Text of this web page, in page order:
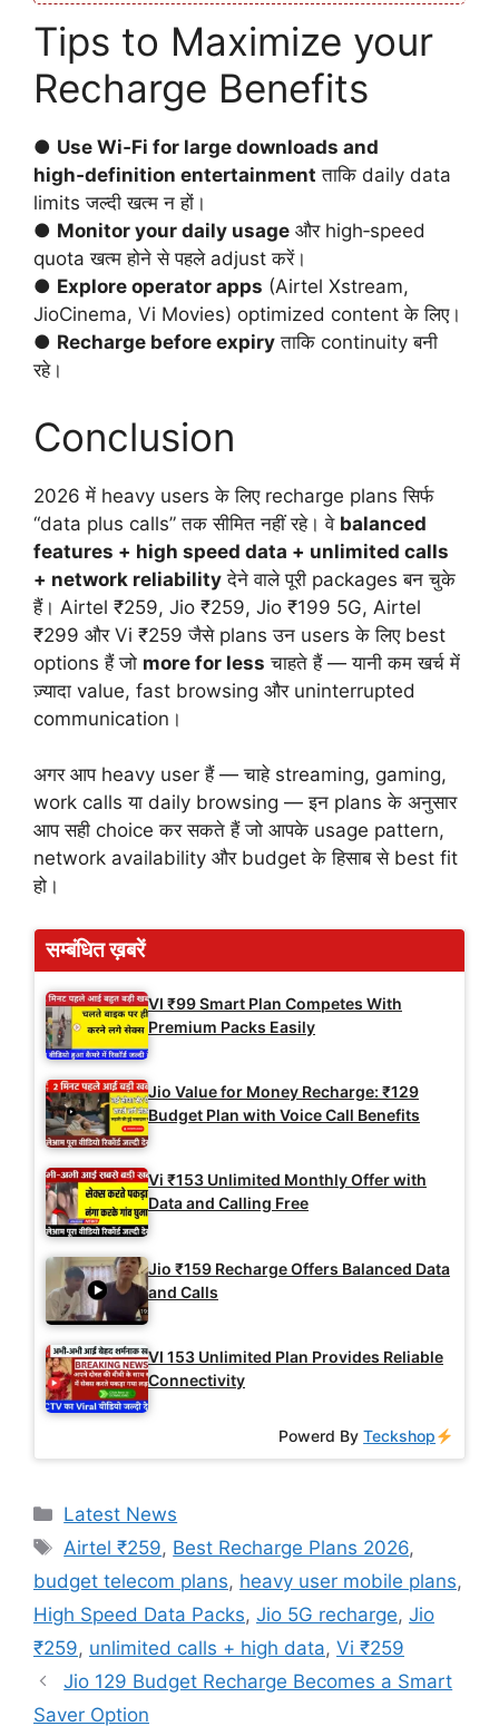
Tips to Maximize your
Recharge Benefits
● Use Wi‑Fi for large downloads and
high‑definition entertainment ताकि daily data
limits जल्दी खत्म न हों।
● Monitor your daily usage और high‑speed
quota खत्म होने से पहले adjust करें।
● Explore operator apps (Airtel Xstream,
JioCinema, Vi Movies) optimized content के लिए।
● Recharge before expiry ताकि continuity बनी
रहे।
Conclusion
2026 में heavy users के लिए recharge plans सिर्फ
“data plus calls” तक सीमित नहीं रहे। वे balanced
features + high speed data + unlimited calls
+ network reliability देने वाले पूरी packages बन चुके
हैं। Airtel ₹259, Jio ₹259, Jio ₹199 5G, Airtel
₹299 और Vi ₹259 जैसे plans उन users के लिए best
options हैं जो more for less चाहते हैं — यानी कम खर्च में
ज़्यादा value, fast browsing और uninterrupted
communication।
अगर आप heavy user हैं — चाहे streaming, gaming,
work calls या daily browsing — इन plans के अनुसार
आप सही choice कर सकते हैं जो आपके usage pattern,
network availability और budget के हिसाब से best fit
हो।
सम्बंधित ख़बरें
VI ₹99 Smart Plan Competes With
Premium Packs Easily
Jio Value for Money Recharge: ₹129
Budget Plan with Voice Call Benefits
Vi ₹153 Unlimited Monthly Offer with
Data and Calling Free
Jio ₹159 Recharge Offers Balanced Data
and Calls
VI 153 Unlimited Plan Provides Reliable
Connectivity
Powerd ByTeckshop
Categories
Latest News
Tags
Airtel ₹259, Best Recharge Plans 2026,
budget telecom plans, heavy user mobile plans,
High Speed Data Packs, Jio 5G recharge, Jio
₹259, unlimited calls + high data, Vi ₹259
Jio 129 Budget Recharge Becomes a Smart
Saver Option